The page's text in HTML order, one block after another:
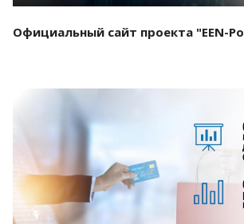
Официальный сайт проекта "EEN-